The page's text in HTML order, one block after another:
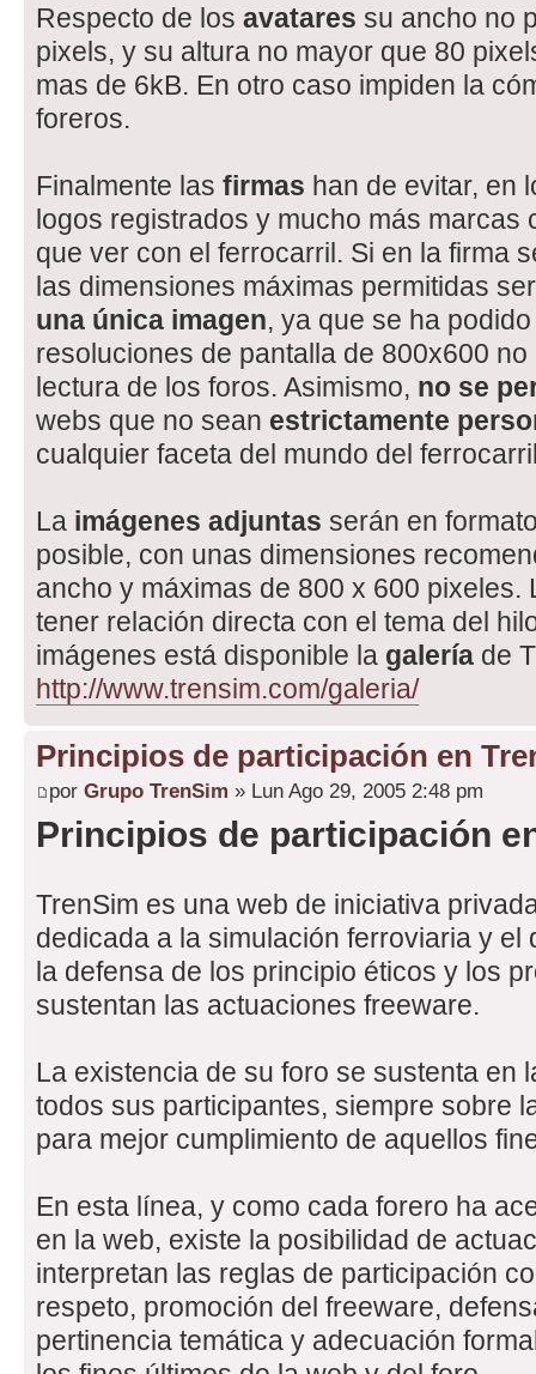
Respecto de los avatares su ancho no
pixels, y su altura no mayor que 80
mas de 6kB. En otro caso impiden la
foreros.
Finalmente las firmas han de evitar, en
logos registrados y mucho más marcas
que ver con el ferrocarril. Si en la firma
las dimensiones máximas permitidas
una única imagen, ya que se ha
resoluciones de pantalla de 800x600
lectura de los foros. Asimismo, no se
webs que no sean estrictamente
cualquier faceta del mundo del
La imágenes adjuntas serán en
posible, con unas dimensiones
ancho y máximas de 800 x 600 pixeles.
tener relación directa con el tema del
imágenes está disponible la galería de
http://www.trensim.com/galeria/
Principios de participación en
por Grupo TrenSim » Lun Ago 29, 2005 2:48 pm
Principios de participación
TrenSim es una web de iniciativa
dedicada a la simulación ferroviaria y el
la defensa de los principio éticos y los
sustentan las actuaciones freeware.
La existencia de su foro se sustenta en
todos sus participantes, siempre sobre
para mejor cumplimiento de aquellos
En esta línea, y como cada forero ha
en la web, existe la posibilidad de
interpretan las reglas de participación
respeto, promoción del freeware,
pertinencia temática y adecuación